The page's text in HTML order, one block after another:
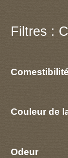
Filtres :
Comestibilité
Couleur de
Odeur